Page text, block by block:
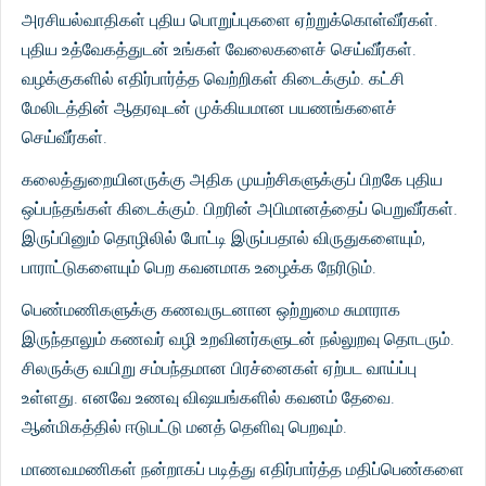
அரசியல்வாதிகள் புதிய பொறுப்புகளை ஏற்றுக்கொள்வீர்கள்.
புதிய உத்வேகத்துடன் உங்கள் வேலைகளைச் செய்வீர்கள்.
வழக்குகளில் எதிர்பார்த்த வெற்றிகள் கிடைக்கும். கட்சி
மேலிடத்தின் ஆதரவுடன் முக்கியமான பயணங்களைச்
செய்வீர்கள்.
கலைத்துறையினருக்கு அதிக முயற்சிகளுக்குப் பிறகே புதிய
ஒப்பந்தங்கள் கிடைக்கும். பிறரின் அபிமானத்தைப் பெறுவீர்கள்.
இருப்பினும் தொழிலில் போட்டி இருப்பதால் விருதுகளையும்,
பாராட்டுகளையும் பெற கவனமாக உழைக்க நேரிடும்.
பெண்மணிகளுக்கு கணவருடனான ஒற்றுமை சுமாராக
இருந்தாலும் கணவர் வழி உறவினர்களுடன் நல்லுறவு தொடரும்.
சிலருக்கு வயிறு சம்பந்தமான பிரச்னைகள் ஏற்பட வாய்ப்பு
உள்ளது. எனவே உணவு விஷயங்களில் கவனம் தேவை.
ஆன்மிகத்தில் ஈடுபட்டு மனத் தெளிவு பெறவும்.
மாணவமணிகள் நன்றாகப் படித்து எதிர்பார்த்த மதிப்பெண்களை